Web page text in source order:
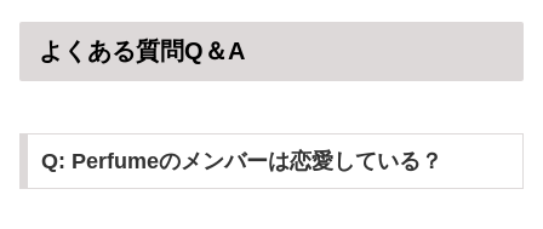
よくある質問Q＆A
Q: Perfumeのメンバーは恋愛している？